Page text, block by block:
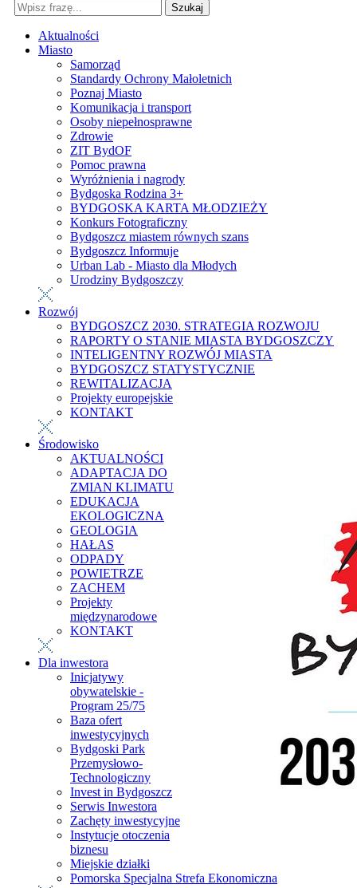
Szukaj
Aktualności
Miasto
Samorząd
Standardy Ochrony Małoletnich
Poznaj Miasto
Komunikacja i transport
Osoby niepełnosprawne
Zdrowie
ZIT BydOF
Pomoc prawna
Wyróżnienia i nagrody
Bydgoska Rodzina 3+
BYDGOSKA KARTA MŁODZIEŻY
Konkurs Fotograficzny
Bydgoszcz miastem równych szans
Bydgoszcz Informuje
Urban Lab - Miasto dla Młodych
Urodziny Bydgoszczy
Rozwój
BYDGOSZCZ 2030. STRATEGIA ROZWOJU
RAPORTY O STANIE MIASTA BYDGOSZCZY
INTELIGENTNY ROZWÓJ MIASTA
BYDGOSZCZ STATYSTYCZNIE
REWITALIZACJA
Projekty europejskie
KONTAKT
Środowisko
AKTUALNOŚCI
ADAPTACJA DO
ZMIAN KLIMATU
EDUKACJA
EKOLOGICZNA
GEOLOGIA
HAŁAS
ODPADY
POWIETRZE
ZACHEM
Projekty
międzynarodowe
KONTAKT
Dla inwestora
Inicjatywy
obywatelskie -
Program 25/75
Baza ofert
inwestycyjnych
Bydgoski Park
Przemysłowo-
Technologiczny
Invest in Bydgoszcz
Serwis Inwestora
Zachęty inwestycyjne
Instytucje otoczenia
biznesu
Miejskie działki
Pomorska Specjalna Strefa Ekonomiczna